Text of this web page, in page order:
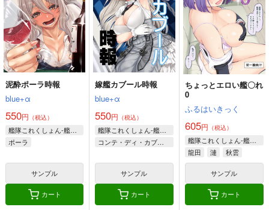
泥酔ポーラ時報
blue+α
550円 （税込）
艦隊これくしょん-艦これ-
ポーラ
サンプル
カート
嫁艦カブール時報
blue+α
550円 （税込）
艦隊これくしょん-艦これ-
コンテ・ディ・カブール
サンプル
カート
ちょっとエロい艦〇れ
0
ふるはいきっく
605円 （税込）
艦隊これくしょん-艦これ-
龍田
漣 秋雲
サンプル
カート